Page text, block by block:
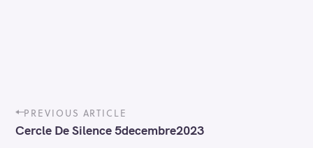
P
o
s
PREVIOUS ARTICLE
Cercle De Silence 5decembre2023